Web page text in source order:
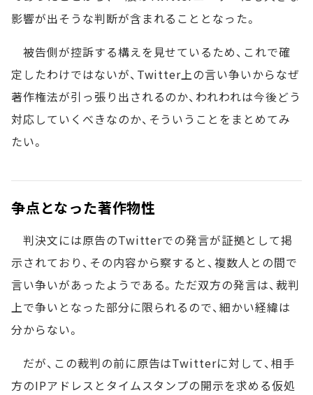
影響が出そうな判断が含まれることとなった。
被告側が控訴する構えを見せているため、これで確
定したわけではないが、Twitter上の言い争いからなぜ
著作権法が引っ張り出されるのか、われわれは今後どう
対応していくべきなのか、そういうことをまとめてみ
たい。
争点となった著作物性
判決文には原告のTwitterでの発言が証拠として掲
示されており、その内容から察すると、複数人との間で
言い争いがあったようである。ただ双方の発言は、裁判
上で争いとなった部分に限られるので、細かい経緯は
分からない。
だが、この裁判の前に原告はTwitterに対して、相手
方のIPアドレスとタイムスタンプの開示を求める仮処